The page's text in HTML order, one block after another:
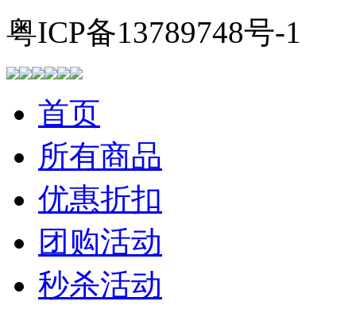
粤ICP备13789748号-1
首页
所有商品
优惠折扣
团购活动
秒杀活动